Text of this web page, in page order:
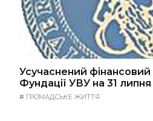
Усучаснений фінансовий
Фундації УВУ на 31
# ГРОМАДСЬКЕ ЖИТТЯ